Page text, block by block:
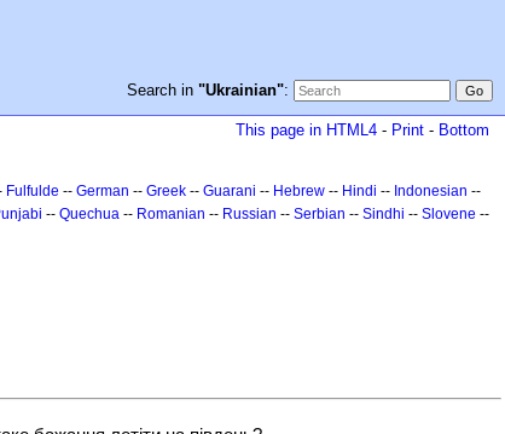
Search in "Ukrainian":
This page in HTML4 - Print - Bottom
Fulfulde -- German -- Greek -- Guarani -- Hebrew -- Hindi -- Indonesian --
-- Quechua -- Romanian -- Russian -- Serbian -- Sindhi -- Slovene --